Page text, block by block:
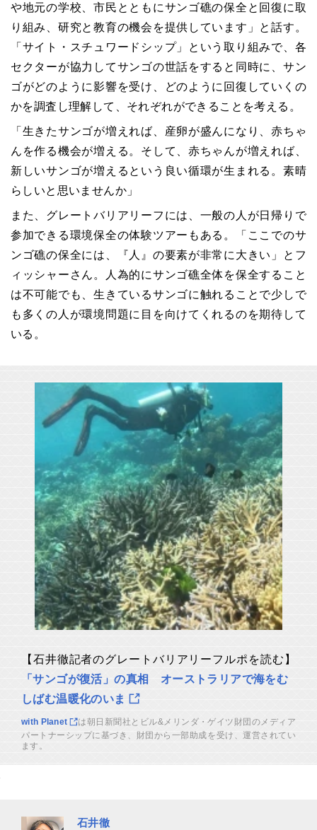
や地元の学校、市民とともにサンゴ礁の保全と回復に取
り組み、研究と教育の機会を提供しています」と話す。
「サイト・スチュワードシップ」という取り組みで、各
セクターが協力してサンゴの世話をすると同時に、サン
ゴがどのように影響を受け、どのように回復していくの
かを調査し理解して、それぞれができることを考える。
「生きたサンゴが増えれば、産卵が盛んになり、赤ちゃ
んを作る機会が増える。そして、赤ちゃんが増えれば、
新しいサンゴが増えるという良い循環が生まれる。素晴
らしいと思いませんか」
また、グレートバリアリーフには、一般の人が日帰りで
参加できる環境保全の体験ツアーもある。「ここでのサ
ンゴ礁の保全には、『人』の要素が非常に大きい」とフ
ィッシャーさん。人為的にサンゴ礁全体を保全すること
は不可能でも、生きているサンゴに触れることで少しで
も多くの人が環境問題に目を向けてくれるのを期待して
いる。
【石井徹記者のグレートバリアリーフ ルポを読む】
「サンゴが復活」の真相 オーストラリアで海をむ
しばむ温暖化のいま
with Planet は朝日新聞社とビル&メリンダ・ゲイツ財団のメディア
パートナーシップに基づき、財団から一部助成を受け、運営されてい
ます。
石井徹